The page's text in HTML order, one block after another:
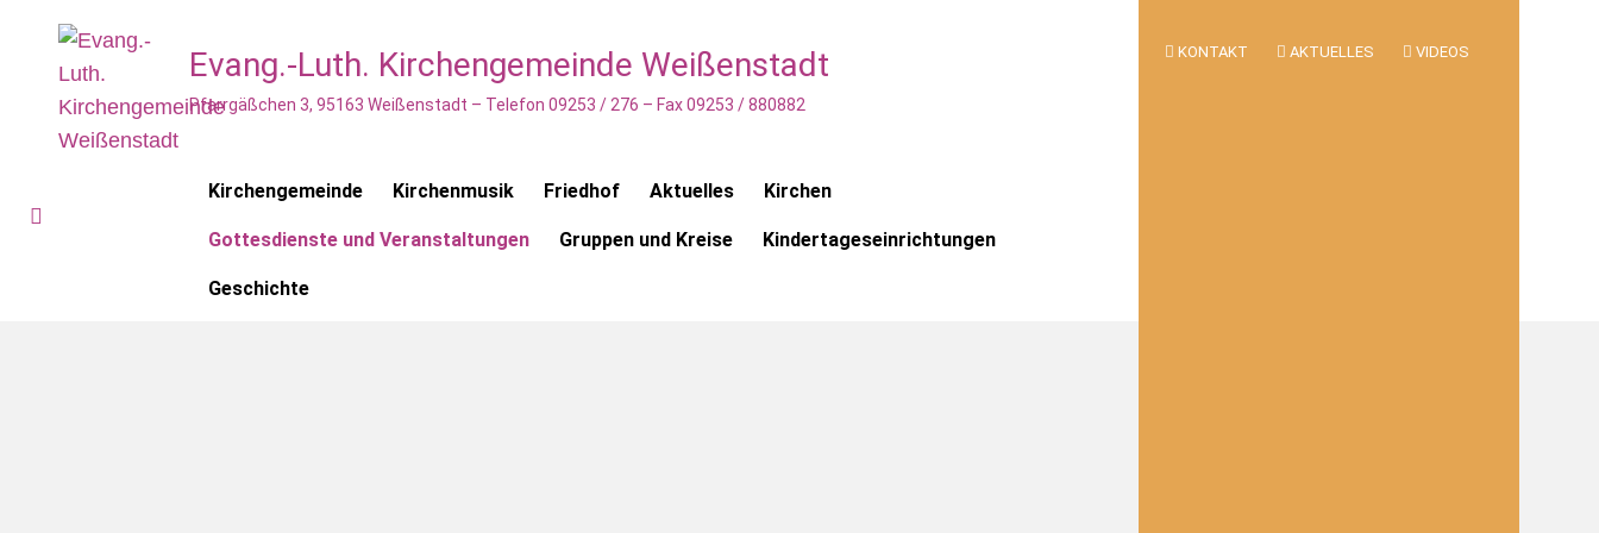
Evang.-Luth. Kirchengemeinde Weißenstadt
Pfarrgäßchen 3, 95163 Weißenstadt – Telefon 09253 / 276 – Fax 09253 / 880882
KONTAKT AKTUELLES VIDEOS
Kirchengemeinde Kirchenmusik Friedhof Aktuelles Kirchen
Gottesdienste und Veranstaltungen Gruppen und Kreise Kindertageseinrichtungen
Geschichte